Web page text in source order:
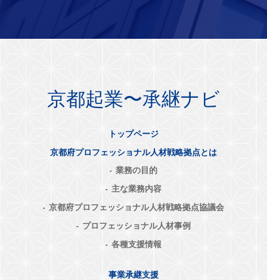
京都起業〜承継ナビ
トップページ
京都府プロフェッショナル人材戦略拠点とは
業務の目的
主な業務内容
京都府プロフェッショナル人材戦略拠点協議会
プロフェッショナル人材事例
各種支援情報
事業承継支援